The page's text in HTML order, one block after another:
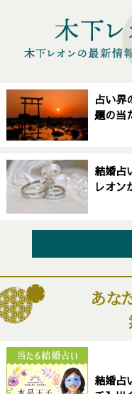
占い界
題の当
結婚占
レオン
あな
結婚占